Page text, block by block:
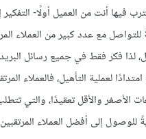
فيها أنت من العميل أولًا- التفكير
للتواصل مع عدد كبير من
لذا فكر فقط في جميع رسائل
لعملية التأهيل، فالعملاء
الأصغر والأقل تعقيدًا، والتي